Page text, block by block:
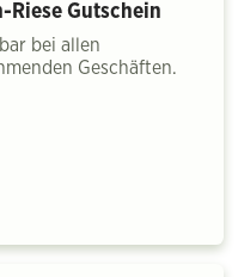
Riese Gutschein
bei allen
Geschäften.